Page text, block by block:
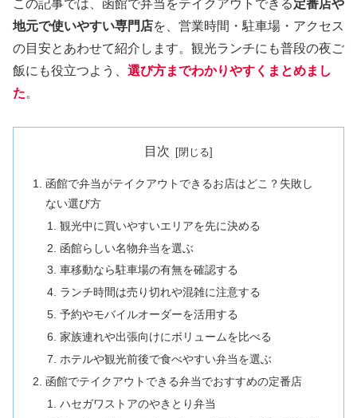
この記事では、函館で弁当をテイクアウトできる定番店や
地元で使いやすい専門店を、営業時間・駐車場・アクセス
の目安とあわせて紹介します。観光ランチにも普段の夜ご
飯にも役立つよう、 選び方までわかりやすくまとめまし
た。
目次
函館で弁当がテイクアウトできるお店はどこ？失敗し
ない選び方
観光中に買いやすいエリアを先に決める
函館らしい名物弁当を選ぶ
車移動なら駐車場の有無を確認する
ランチ時間は売り切れや混雑に注意する
予約やモバイルオーダーを活用する
家族連れや出張向けにボリュームを比べる
ホテルや観光前後で食べやすい弁当を選ぶ
函館でテイクアウトできる弁当でおすすめの定番店
ハセガワストアのやきとり弁当